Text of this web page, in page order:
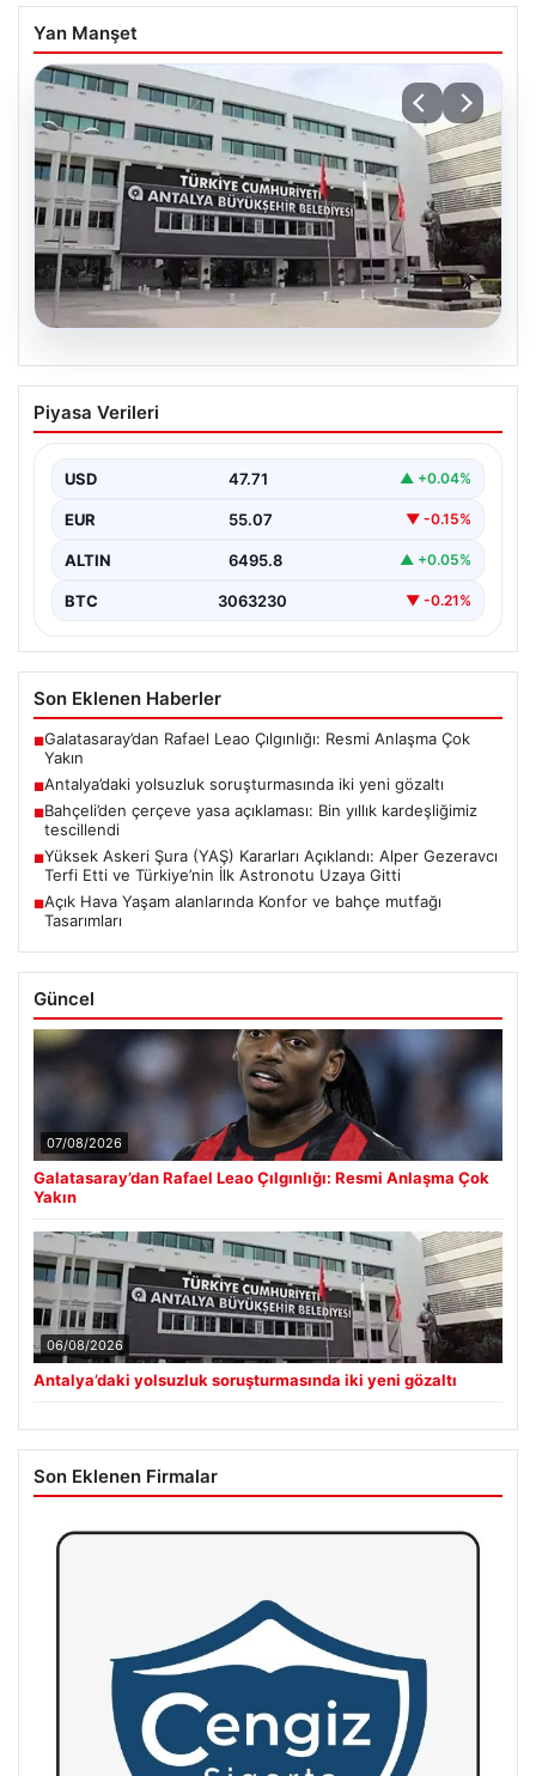
Yan Manşet
Antalya’daki yolsuzluk soruşturmasında
iki yeni gözaltı
Piyasa Verileri
USD 47.71 ▲ +0.04%
EUR 55.07 ▼ -0.15%
ALTIN 6495.8 ▲ +0.05%
BTC 3063230 ▼ -0.21%
Son Eklenen Haberler
■Galatasaray’dan Rafael Leao Çılgınlığı: Resmi Anlaşma Çok
Yakın
■Antalya’daki yolsuzluk soruşturmasında iki yeni gözaltı
■Bahçeli’den çerçeve yasa açıklaması: Bin yıllık kardeşliğimiz
tescillendi
■Yüksek Askeri Şura (YAŞ) Kararları Açıklandı: Alper Gezeravcı
Terfi Etti ve Türkiye’nin İlk Astronotu Uzaya Gitti
■Açık Hava Yaşam alanlarında Konfor ve bahçe mutfağı
Tasarımları
Güncel
07/08/2026
Galatasaray’dan Rafael Leao Çılgınlığı: Resmi Anlaşma Çok
Yakın
06/08/2026
Antalya’daki yolsuzluk soruşturmasında iki yeni gözaltı
Son Eklenen Firmalar